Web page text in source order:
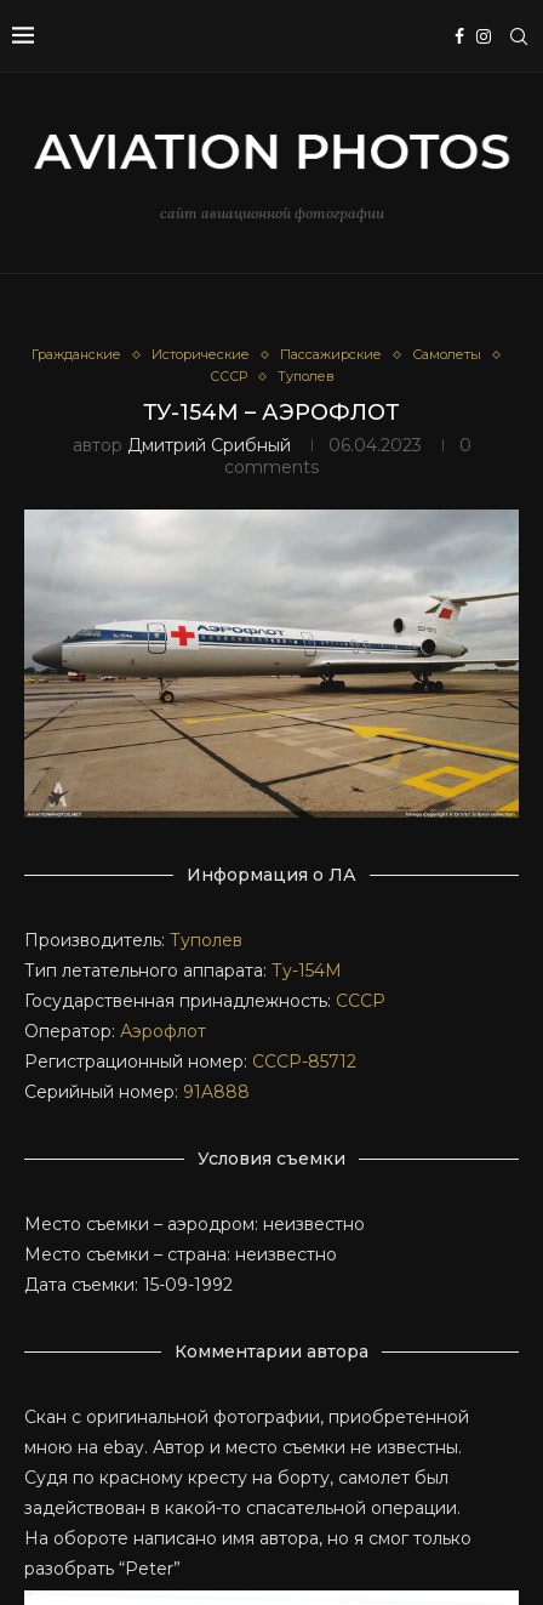
сайт авиационной фотографии
Гражданские Исторические Пассажирские
Самолеты
СССР
Туполев
ТУ-154М – АЭРОФЛОТ
автор Дмитрий Срибный 06.04.2023
0
comments
Информация о ЛА
Производитель: Туполев
Тип летательного аппарата: Ту-154М
Государственная принадлежность: СССР
Оператор: Аэрофлот
Регистрационный номер: СССР-85712
Серийный номер: 91A888
Условия съемки
Место съемки – аэродром: неизвестно
Место съемки – страна: неизвестно
Дата съемки: 15-09-1992
Комментарии автора
Скан с оригинальной фотографии, приобретенной
мною на ebay. Автор и место съемки не известны.
Судя по красному кресту на борту, самолет был
задействован в какой-то спасательной операции.
На обороте написано имя автора, но я смог только
разобрать “Peter”